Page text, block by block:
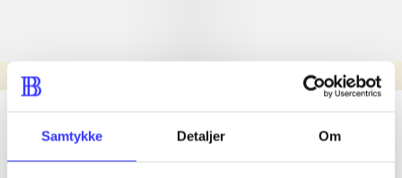
Samtykke Detaljer Om
Nyhed